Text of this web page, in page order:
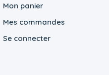
Mon panier
Mes commandes
Se connecter